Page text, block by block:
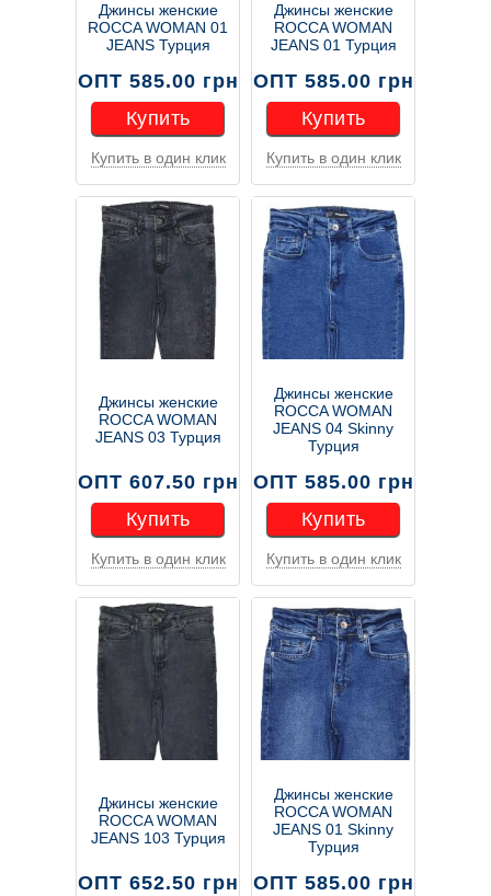
Джинсы женские
ROCCA WOMAN 01
JEANS Турция
ОПТ 585.00 грн
Купить
Купить
Купить в один клик
Джинсы женские
ROCCA WOMAN
JEANS 01 Турция
ОПТ 585.00 грн
Купить
Купить
Купить в один клик
Джинсы женские
ROCCA WOMAN
JEANS 03 Турция
ОПТ 607.50 грн
Купить
Купить
Купить в один клик
Джинсы женские
ROCCA WOMAN
JEANS 04 Skinny
Турция
ОПТ 585.00 грн
Купить
Купить
Купить в один клик
Джинсы женские
ROCCA WOMAN
JEANS 103 Турция
ОПТ 652.50 грн
Джинсы женские
ROCCA WOMAN
JEANS 01 Skinny
Турция
ОПТ 585.00 грн